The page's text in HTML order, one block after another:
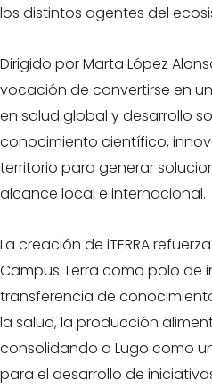
los distintos agentes del
Dirigido por Marta López
vocación de convertirse en
en salud global y desarrollo
conocimiento científico,
territorio para generar
alcance local e internacional.
La creación de iTERRA
Campus Terra como polo de
transferencia de
la salud, la producción
consolidando a Lugo como
para el desarrollo de